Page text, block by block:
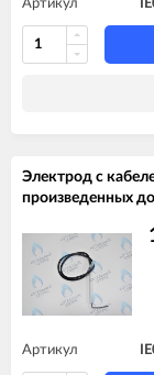
Артикул
Электрод с
произведенных
Артикул